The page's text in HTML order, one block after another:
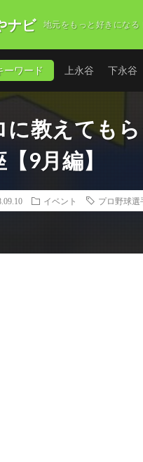
ナビ 地元をもっと好きになる
ーワード 上永谷 下永谷
に教えても
9月編】
イベント プロ野球選